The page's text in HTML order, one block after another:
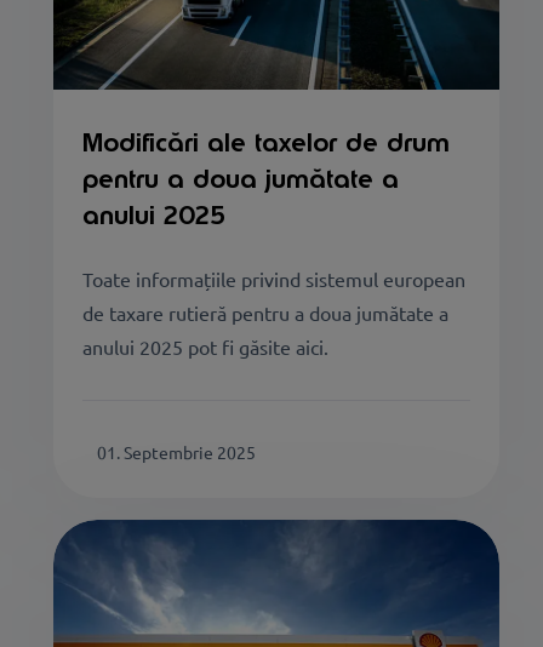
Modificări ale taxelor de drum
pentru a doua jumătate a
anului 2025
Toate informațiile privind sistemul european
de taxare rutieră pentru a doua jumătate a
anului 2025 pot fi găsite aici.
01. Septembrie 2025